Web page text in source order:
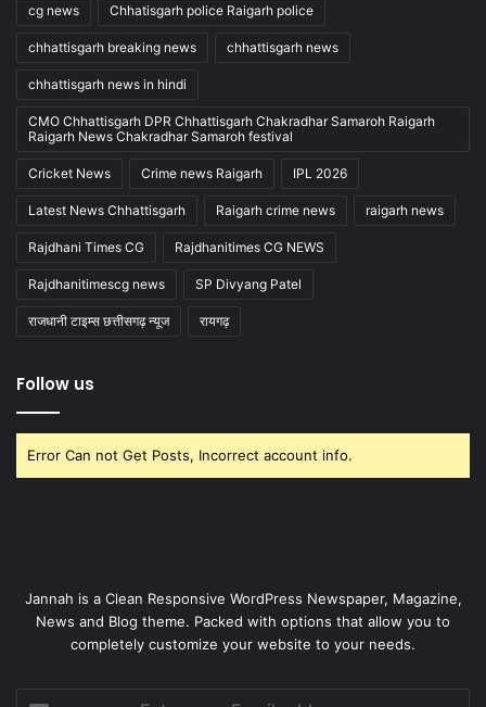
cg news Chhatisgarh police Raigarh police
chhattisgarh breaking news chhattisgarh news
chhattisgarh news in hindi
CMO Chhattisgarh DPR Chhattisgarh Chakradhar Samaroh Raigarh
Raigarh News Chakradhar Samaroh festival
Cricket News Crime news Raigarh IPL 2026
Latest News Chhattisgarh Raigarh crime news raigarh news
Rajdhani Times CG Rajdhanitimes CG NEWS
Rajdhanitimescg news SP Divyang Patel
राजधानी टाइम्स छत्तीसगढ़ न्यूज रायगढ़
Follow us
Error Can not Get Posts, Incorrect account info.
Jannah is a Clean Responsive WordPress Newspaper, Magazine,
News and Blog theme. Packed with options that allow you to
completely customize your website to your needs.